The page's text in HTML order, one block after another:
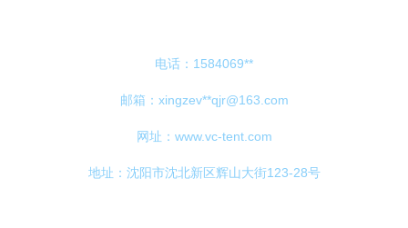
电话：1584069**
邮箱：xingzev**qjr@163.com
网址： www.vc-tent.com
地址：沈阳市沈北新区辉山大街123-28号